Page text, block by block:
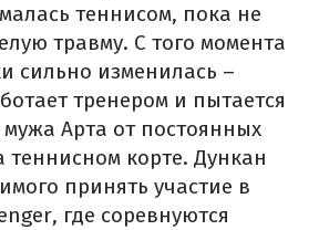
теннисом, пока не
травму. С того момента
сильно изменилась –
тренером и пытается
мужа Арта от постоянных
корте. Дункан
принять участие в
где соревнуются